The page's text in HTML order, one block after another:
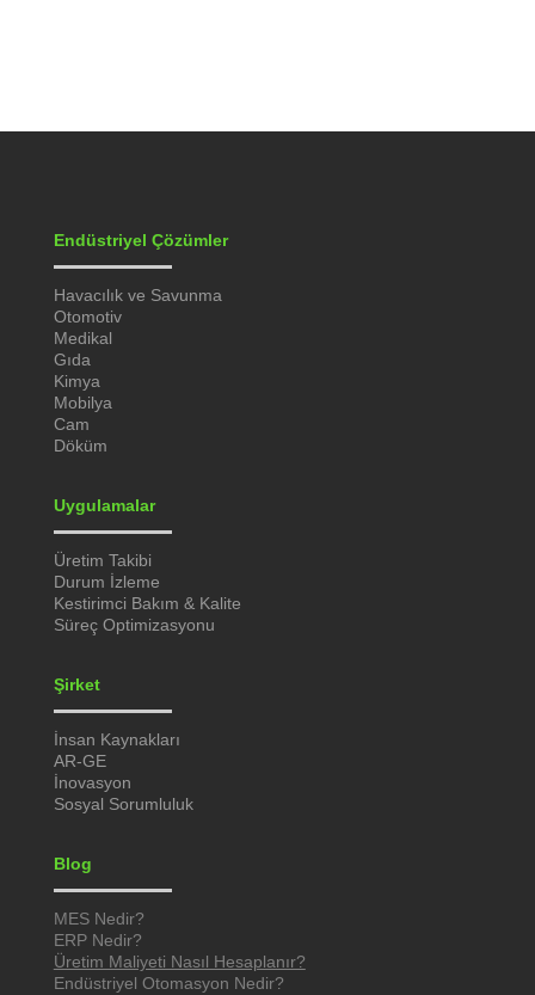
Endüstriyel Çözümler
Havacılık ve Savunma
Otomotiv
Medikal
Gıda
Kimya
Mobilya
Cam
Döküm
Uygulamalar
Üretim Takibi
Durum İzleme
Kestirimci Bakım & Kalite
Süreç Optimizasyonu
Şirket
İnsan Kaynakları
AR-GE
İnovasyon
Sosyal Sorumluluk
Blog
MES Nedir?
ERP Nedir?
Üretim Maliyeti Nasıl Hesaplanır?
Endüstriyel Otomasyon Nedir?